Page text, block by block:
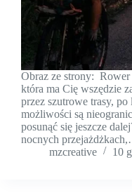
Obraz ze strony:
która ma Cię wszędzie
przez szutrowe trasy,
możliwości są
posunąć się jeszcze
nocnych
mzcreative
10